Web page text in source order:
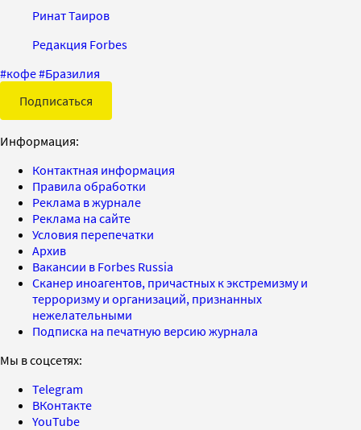
Ринат Таиров
Редакция Forbes
#кофе#Бразилия
Подписаться
Информация:
Контактная информация
Правила обработки
Реклама в журнале
Реклама на сайте
Условия перепечатки
Архив
Вакансии в Forbes Russia
Сканер иноагентов, причастных к экстремизму и
терроризму и организаций, признанных
нежелательными
Подписка на печатную версию журнала
Мы в соцсетях:
Telegram
ВКонтакте
YouTube